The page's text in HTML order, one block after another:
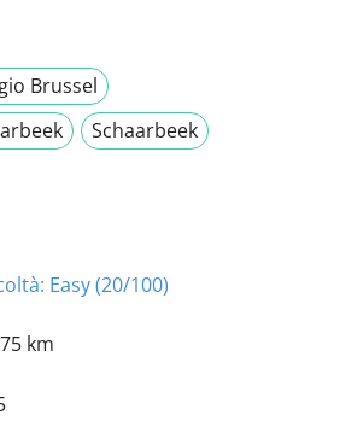
Brussel
Schaarbeek
Easy (20/100)
km